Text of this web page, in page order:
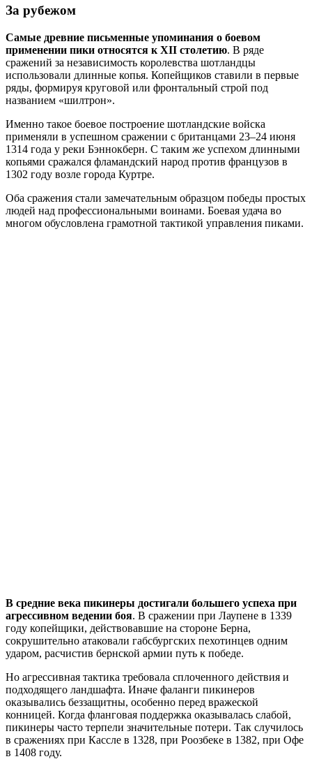
За рубежом
Самые древние письменные упоминания о боевом
применении пики относятся к XII столетию. В ряде
сражений за независимость королевства шотландцы
использовали длинные копья. Копейщиков ставили в первые
ряды, формируя круговой или фронтальный строй под
названием «шилтрон».
Именно такое боевое построение шотландские войска
применяли в успешном сражении с британцами 23–24 июня
1314 года у реки Бэннокберн. С таким же успехом длинными
копьями сражался фламандский народ против французов в
1302 году возле города Куртре.
Оба сражения стали замечательным образцом победы простых
людей над профессиональными воинами. Боевая удача во
многом обусловлена грамотной тактикой управления пиками.
В средние века пикинеры достигали большего успеха при
агрессивном ведении боя. В сражении при Лаупене в 1339
году копейщики, действовавшие на стороне Берна,
сокрушительно атаковали габсбургских пехотинцев одним
ударом, расчистив бернской армии путь к победе.
Но агрессивная тактика требовала сплоченного действия и
подходящего ландшафта. Иначе фаланги пикинеров
оказывались беззащитны, особенно перед вражеской
конницей. Когда фланговая поддержка оказывалась слабой,
пикинеры часто терпели значительные потери. Так случилось
в сражениях при Кассле в 1328, при Роозбеке в 1382, при Офе
в 1408 году.